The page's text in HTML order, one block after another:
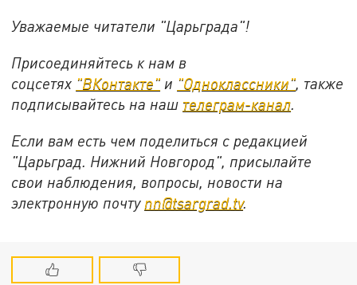
Уважаемые читатели "Царьграда"!
Присоединяйтесь к нам в
соцсетях "ВКонтакте" и "Одноклассники", также
подписывайтесь на наш телеграм-канал.
Если вам есть чем поделиться с редакцией
"Царьград. Нижний Новгород", присылайте
свои наблюдения, вопросы, новости на
электронную почту nn@tsargrad.tv.